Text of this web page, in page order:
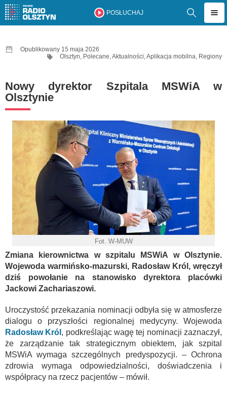
POSŁUCHAJ
Opublikowany 15 maja 2026
Olsztyn, Polecane,Aktualności,Aplikacja mobilna, Regiony
Nowy dyrektor Szpitala MSWiA w
Olsztynie
Fot. W-MUW
Zmiana kierownictwa w szpitalu MSWiA w Olsztynie.
Wojewoda warmińsko-mazurski, Radosław Król, wręczył
dziś powołanie na stanowisko dyrektora placówki
Jackowi Zachariaszowi.
Uroczystość przekazania nominacji odbyła się w atmosferze
dialogu o przyszłości regionalnej medycyny. Wojewoda
Radosław Król , podkreślając wagę tej nominacji zaznaczył,
że zarządzanie tak strategicznym obiektem, jak szpital
MSWiA wymaga szczególnych predyspozycji. – Ochrona
zdrowia wymaga odpowiedzialności, doświadczenia i
współpracy na rzecz pacjentów – mówił.